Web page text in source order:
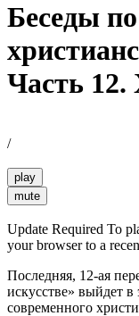
Беседы
Часть
/
play
mute
Update Required To
your browser to a
Последняя, 12-ая
искусстве» выйдет
современного